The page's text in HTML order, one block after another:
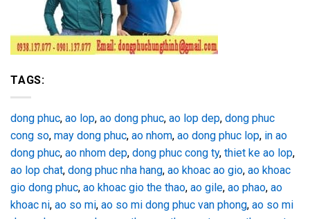
TAGS:
dong phuc, ao lop, ao dong phuc, ao lop dep, dong phuc
cong so, may dong phuc, ao nhom, ao dong phuc lop, in ao
dong phuc, ao nhom dep, dong phuc cong ty, thiet ke ao lop,
ao lop chat, dong phuc nha hang, ao khoac ao gio, ao khoac
gio dong phuc, ao khoac gio the thao, ao gile, ao phao, ao
khoac ni, ao so mi, ao so mi dong phuc van phong, ao so mi